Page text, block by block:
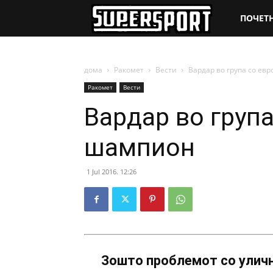
дома Ракомет Вести Вардар во група со
Ракомет Вести
Вардар во
шампион
1 Jul 2016. 12:26
Зошто проблемот со